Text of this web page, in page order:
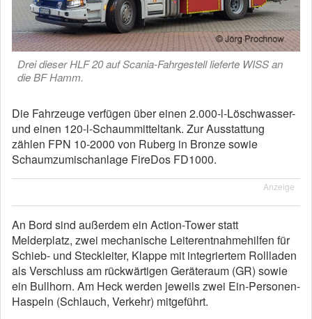
Drei dieser HLF 20 auf Scania-Fahrgestell lieferte WISS an
die BF Hamm.
Die Fahrzeuge verfügen über einen 2.000-l-Löschwasser-
und einen 120-l-Schaummitteltank. Zur Ausstattung
zählen FPN 10-2000 von Ruberg in Bronze sowie
Schaumzumischanlage FireDos FD1000.
Anzeige
An Bord sind außerdem ein Action-Tower statt
Melderplatz, zwei mechanische Leiterentnahmehilfen für
Schieb- und Steckleiter, Klappe mit integriertem Rollladen
als Verschluss am rückwärtigen Geräteraum (GR) sowie
ein Bullhorn. Am Heck werden jeweils zwei Ein-Personen-
Haspeln (Schlauch, Verkehr) mitgeführt.